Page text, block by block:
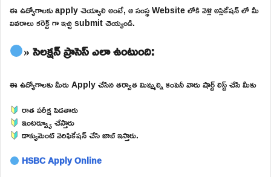
ఈ ఉద్యోగాలకు apply చెయ్యాలి అంటే, ఆ సంస్థ Website లోకి వెళ్లి అప్లికేషన్ లో మీ
వివరాలు కరెక్ట్ గా ఇచ్చి submit చెయ్యండి.
» సెలక్షన్ ప్రాసెస్ ఎలా ఉంటుంది:
ఈ ఉద్యోగాలకు మీరు Apply చేసిన తర్వాత మిమ్మల్ని కంపెనీ వారు షార్ట్ లిస్ట్ చేసి మీకు
రాత పరీక్ష పెడతారు
ఇంటర్వ్యూ చేస్తారు
డాక్యుమెంట్ వెరిఫికేషన్ చేసి జాబ్ ఇస్తారు.
HSBC Apply Online